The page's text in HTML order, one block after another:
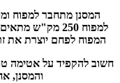
המסנן מתחבר למפוח
המפוח לפחם יוצרת את
חשוב להקפיד על אטימה
והמסנן,